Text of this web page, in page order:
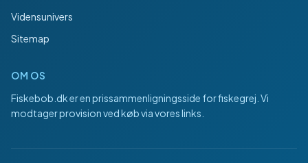
Vidensunivers
Sitemap
OM OS
Fiskebob.dker en prissammenligningsside for fiskegrej. Vi
modtager provision ved køb via vores links.